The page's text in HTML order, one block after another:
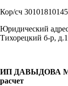
Кор/сч
Юридический
Тихорецкий б-р,
ИП ДАВЫДОВА
расчет